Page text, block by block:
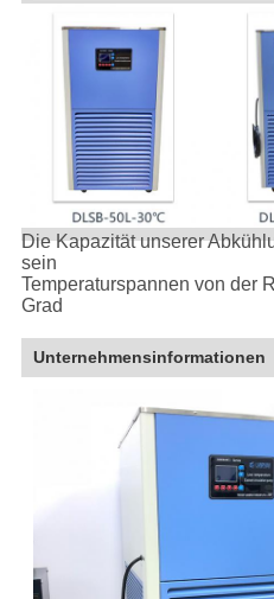
Die Kapazität unserer
sein
Temperaturspannen von der
Grad
Unternehmensinformationen